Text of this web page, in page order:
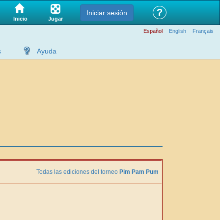
Inicio Jugar
Iniciar sesión ?
Español English Français
Ayuda
Todas las ediciones del torneo Pim Pam Pum